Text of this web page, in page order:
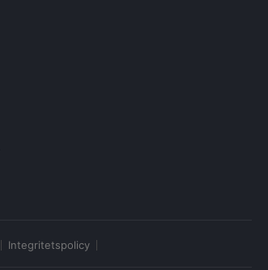
Integritetspolicy